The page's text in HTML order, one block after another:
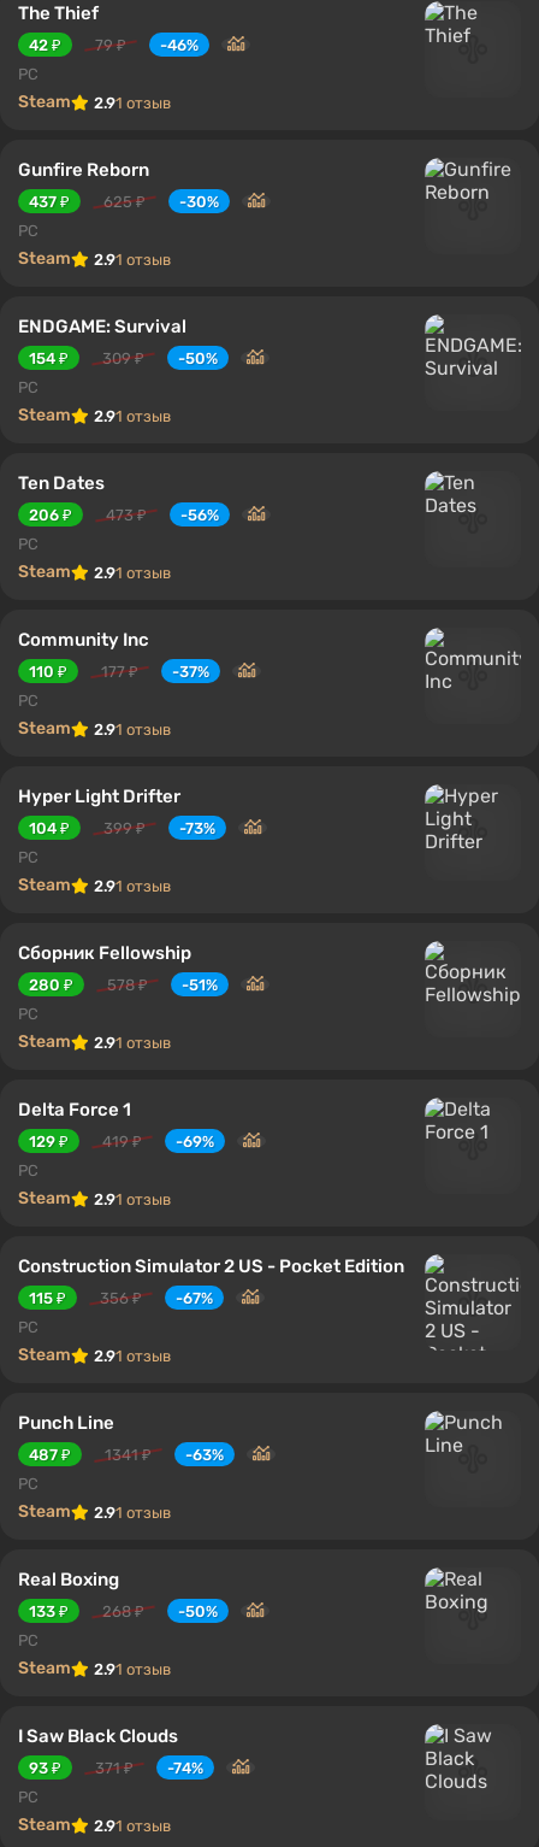
The Thief
42 ₽ 79 ₽
-46%
PC
Steam 2.91 отзыв
Gunfire Reborn
437 ₽ 625 ₽
-30%
PC
Steam 2.91 отзыв
ENDGAME: Survival
154 ₽ 309 ₽
-50%
PC
Steam 2.91 отзыв
Ten Dates
206 ₽ 473 ₽
-56%
PC
Steam 2.91 отзыв
Community Inc
110 ₽ 177 ₽
-37%
PC
Steam 2.91 отзыв
Hyper Light Drifter
104 ₽ 399 ₽
-73%
PC
Steam 2.91 отзыв
Сборник Fellowship
280 ₽ 578 ₽
-51%
PC
Steam 2.91 отзыв
Delta Force 1
129 ₽ 419 ₽
-69%
PC
Steam 2.91 отзыв
Construction Simulator 2 US - Pocket Edition
115 ₽ 356 ₽
-67%
PC
Steam 2.91 отзыв
Punch Line
487 ₽ 1341 ₽
-63%
PC
Steam 2.91 отзыв
Real Boxing
133 ₽ 268 ₽
-50%
PC
Steam 2.91 отзыв
I Saw Black Clouds
93 ₽ 371 ₽
-74%
PC
Steam 2.91 отзыв